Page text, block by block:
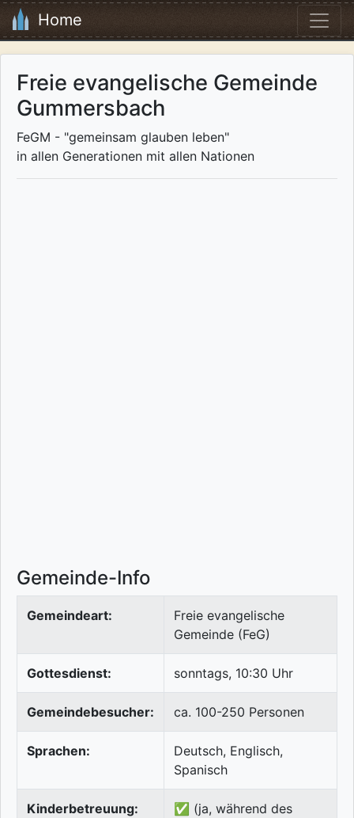
Home
Freie evangelische Gemeinde
Gummersbach
FeGM - "gemeinsam glauben leben"
in allen Generationen mit allen Nationen
Gemeinde-Info
Gemeindeart:
Freie evangelische
Gemeinde (FeG)
Gottesdienst: sonntags, 10:30 Uhr
Gemeindebesucher: ca. 100-250 Personen
Sprachen:
Deutsch, Englisch,
Spanisch
Kinderbetreuung:
✅ (ja, während des